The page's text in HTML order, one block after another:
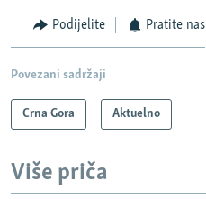
Podijelite Pratite nas
Povezani sadržaji
Crna Gora Aktuelno
Više priča